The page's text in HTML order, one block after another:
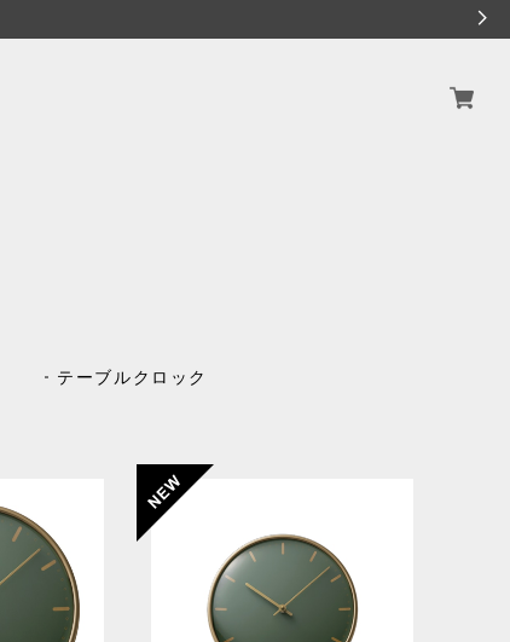
テーブルクロック